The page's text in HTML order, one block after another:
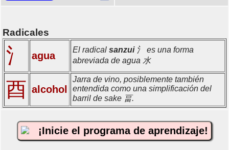
Radicales
氵 agua
El radical sanzui氵 es una forma
abreviada de agua 水
酉 alcohol
Jarra de vino, posiblemente también
entendida como una simplificación del
barril de sake 畐.
¡Inicie el programa de aprendizaje!